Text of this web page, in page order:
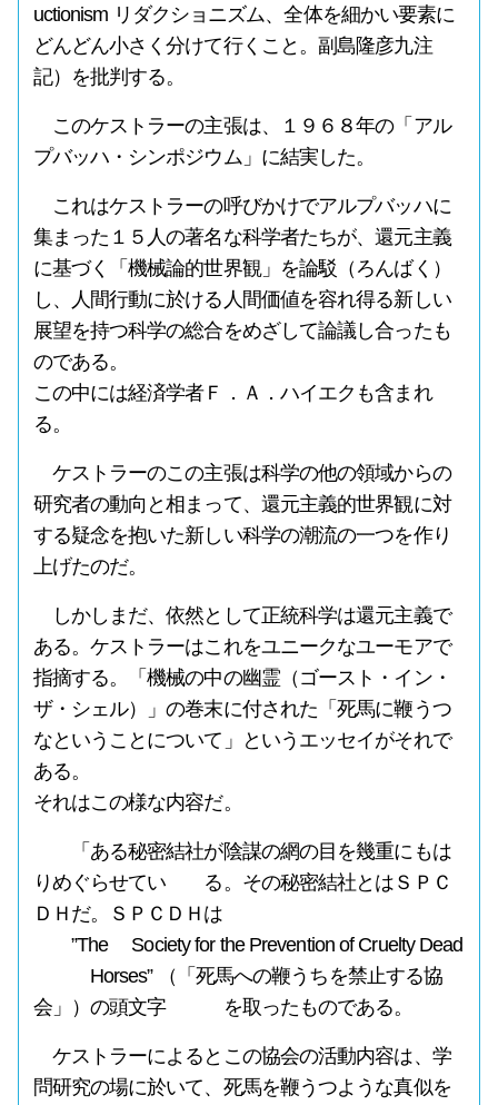
uctionism リダクショニズム、全体を細かい要素に
どんどん小さく分けて行くこと。副島隆彦九注
記）を批判する。
このケストラーの主張は、１９６８年の「アル
プバッハ・シンポジウム」に結実した。
これはケストラーの呼びかけでアルプバッハに
集まった１５人の著名な科学者たちが、還元主義
に基づく「機械論的世界観」を論駁（ろんばく）
し、人間行動に於ける人間価値を容れ得る新しい
展望を持つ科学の総合をめざして論議し合ったも
のである。
この中には経済学者Ｆ．Ａ．ハイエクも含まれ
る。
ケストラーのこの主張は科学の他の領域からの
研究者の動向と相まって、還元主義的世界観に対
する疑念を抱いた新しい科学の潮流の一つを作り
上げたのだ。
しかしまだ、依然として正統科学は還元主義で
ある。ケストラーはこれをユニークなユーモアで
指摘する。「機械の中の幽霊（ゴースト・イン・
ザ・シェル）」の巻末に付された「死馬に鞭うつ
なということについて」というエッセイがそれで
ある。
それはこの様な内容だ。
「ある秘密結社が陰謀の網の目を幾重にもは
りめぐらせてい る。その秘密結社とはＳＰＣ
ＤＨだ。ＳＰＣＤＨは
”The Society for the Prevention of Cruelty Dead
Horses” （「死馬への鞭うちを禁止する協
会」）の頭文字 を取ったものである。
ケストラーによるとこの協会の活動内容は、学
問研究の場に於いて、死馬を鞭うつような真似を